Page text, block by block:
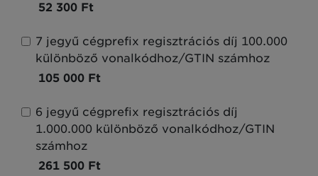
52 300 Ft
7 jegyű cégprefix regisztrációs díj 100.000
különböző vonalkódhoz/GTIN számhoz
105 000 Ft
6 jegyű cégprefix regisztrációs díj
1.000.000 különböző vonalkódhoz/GTIN
számhoz
261 500 Ft